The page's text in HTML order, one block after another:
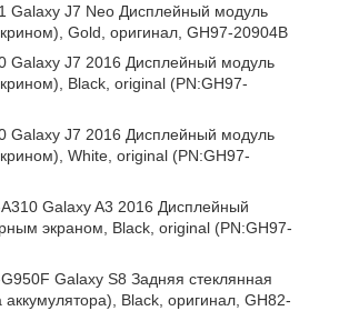
Galaxy J7 Neo Дисплейный модуль
Gold, оригинал, GH97-20904B
Galaxy J7 2016 Дисплейный модуль
Black, original (PN:GH97-
Galaxy J7 2016 Дисплейный модуль
White, original (PN:GH97-
Galaxy A3 2016 Дисплейный
экраном, Black, original (PN:GH97-
Galaxy S8 Задняя стеклянная
Black, оригинал, GH82-